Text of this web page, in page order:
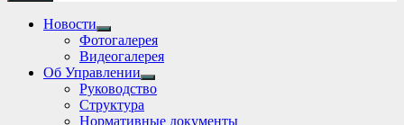
Новости
Show
sub
menu
Фотогалерея
Видеогалерея
Об Управлении
Show
sub
Руководство
Структура
Нормативные документы